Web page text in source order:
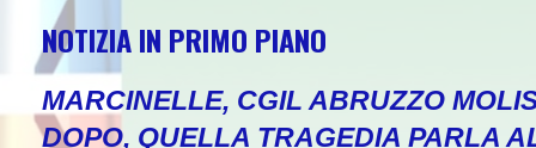
NOTIZIA IN PRIMO PIANO
MARCINELLE, CGIL ABRUZZO
DOPO, QUELLA TRAGEDIA PARLA